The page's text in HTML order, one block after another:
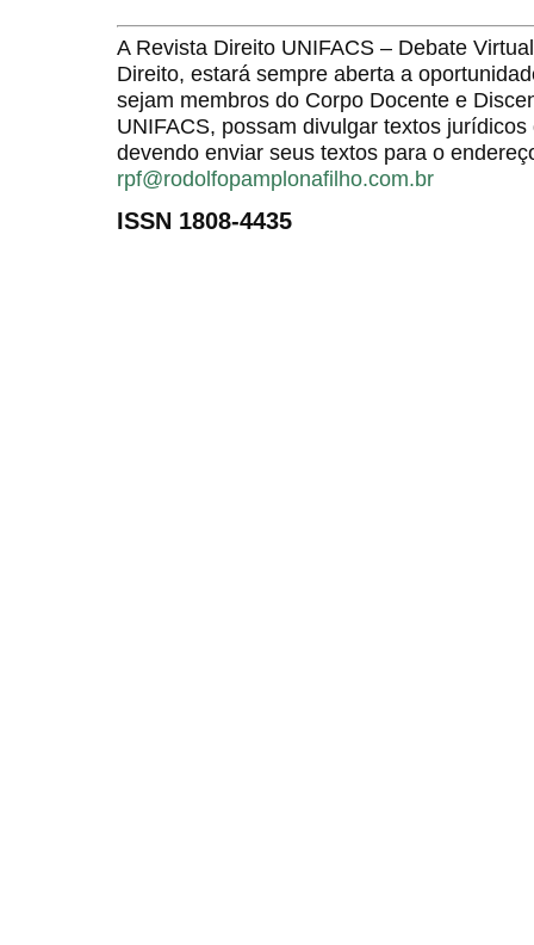
A Revista Direito UNIFACS – Debate
Direito, estará sempre aberta a
sejam membros do Corpo Docente e
UNIFACS, possam divulgar textos
devendo enviar seus textos para o
rpf@rodolfopamplonafilho.com.br
ISSN 1808-4435